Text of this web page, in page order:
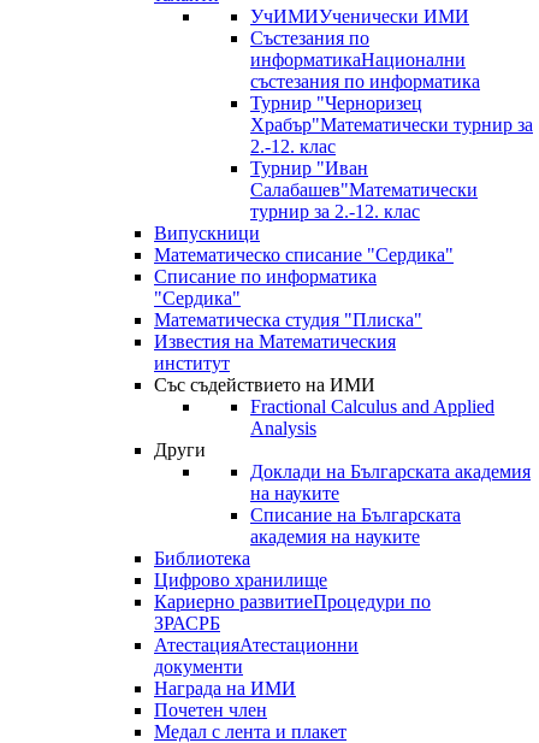
УчИМИУченически ИМИ
Състезания по
информатикаНационални
състезания по информатика
Турнир "Черноризец
Храбър"Математически турнир за
2.-12. клас
Турнир "Иван
Салабашев"Математически
турнир за 2.-12. клас
Випускници
Математическо списание "Сердика"
Списание по информатика
"Сердика"
Математическа студия "Плиска"
Известия на Математическия
институт
Със съдействието на ИМИ
Fractional Calculus and Applied
Analysis
Други
Доклади на Българската академия
на науките
Списание на Българската
академия на науките
Библиотека
Цифрово хранилище
Кариерно развитиеПроцедури по
ЗРАСРБ
АтестацияАтестационни
документи
Награда на ИМИ
Почетен член
Медал с лента и плакет